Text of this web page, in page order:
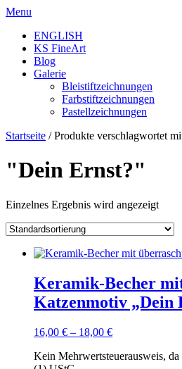
Skip
content
Menu
ENGLISH
KS FineArt
Blog
Galerie
Bleistiftzeichnungen
Farbstiftzeichnungen
Pastellzeichnungen
Startseite / Produkte verschlagwortet
"Dein Ernst?"
Einzelnes Ergebnis wird angezeigt
Keramik-Becher
Katzenmotiv „Dein
16,00 € – 18,00 €
Kein Mehrwertsteuerausweis,